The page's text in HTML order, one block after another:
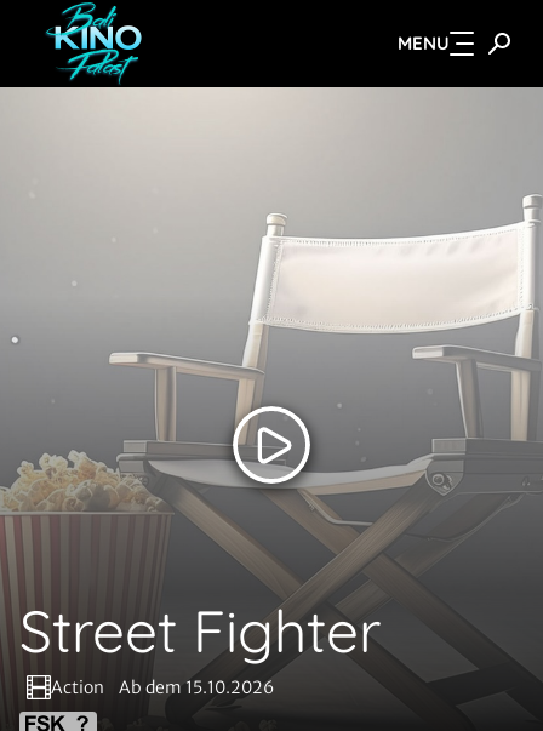
Zum Hauptinhalt springen MENU
Street Fighter
Action Ab dem 15.10.2026